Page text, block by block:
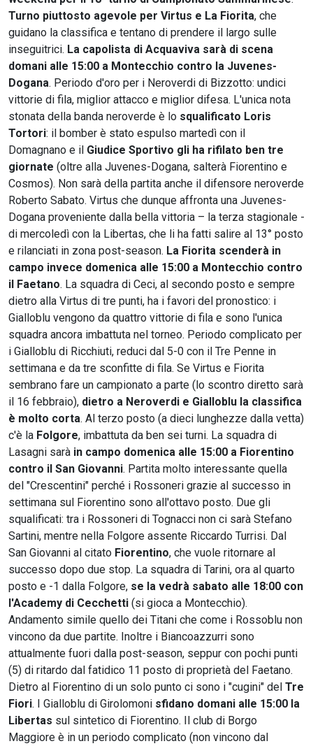
Turno piuttosto agevole per Virtus e La Fiorita, che
guidano la classifica e tentano di prendere il largo sulle
inseguitrici. La capolista di Acquaviva sarà di scena
domani alle 15:00 a Montecchio contro la Juvenes-
Dogana. Periodo d'oro per i Neroverdi di Bizzotto: undici
vittorie di fila, miglior attacco e miglior difesa. L'unica nota
stonata della banda neroverde è lo squalificato Loris
Tortori: il bomber è stato espulso martedì con il
Domagnano e il Giudice Sportivo gli ha rifilato ben tre
giornate (oltre alla Juvenes-Dogana, salterà Fiorentino e
Cosmos). Non sarà della partita anche il difensore neroverde
Roberto Sabato. Virtus che dunque affronta una Juvenes-
Dogana proveniente dalla bella vittoria – la terza stagionale -
di mercoledì con la Libertas, che li ha fatti salire al 13° posto
e rilanciati in zona post-season. La Fiorita scenderà in
campo invece domenica alle 15:00 a Montecchio contro
il Faetano. La squadra di Ceci, al secondo posto e sempre
dietro alla Virtus di tre punti, ha i favori del pronostico: i
Gialloblu vengono da quattro vittorie di fila e sono l'unica
squadra ancora imbattuta nel torneo. Periodo complicato per
i Gialloblu di Ricchiuti, reduci dal 5-0 con il Tre Penne in
settimana e da tre sconfitte di fila. Se Virtus e Fiorita
sembrano fare un campionato a parte (lo scontro diretto sarà
il 16 febbraio), dietro a Neroverdi e Gialloblu la classifica
è molto corta. Al terzo posto (a dieci lunghezze dalla vetta)
c'è la Folgore, imbattuta da ben sei turni. La squadra di
Lasagni sarà in campo domenica alle 15:00 a Fiorentino
contro il San Giovanni. Partita molto interessante quella
del "Crescentini" perché i Rossoneri grazie al successo in
settimana sul Fiorentino sono all'ottavo posto. Due gli
squalificati: tra i Rossoneri di Tognacci non ci sarà Stefano
Sartini, mentre nella Folgore assente Riccardo Turrisi. Dal
San Giovanni al citato Fiorentino, che vuole ritornare al
successo dopo due stop. La squadra di Tarini, ora al quarto
posto e -1 dalla Folgore, se la vedrà sabato alle 18:00 con
l'Academy di Cecchetti (si gioca a Montecchio).
Andamento simile quello dei Titani che come i Rossoblu non
vincono da due partite. Inoltre i Biancoazzurri sono
attualmente fuori dalla post-season, seppur con pochi punti
(5) di ritardo dal fatidico 11 posto di proprietà del Faetano.
Dietro al Fiorentino di un solo punto ci sono i "cugini" del Tre
Fiori. I Gialloblu di Girolomoni sfidano domani alle 15:00 la
Libertas sul sintetico di Fiorentino. Il club di Borgo
Maggiore è in un periodo complicato (non vincono dal